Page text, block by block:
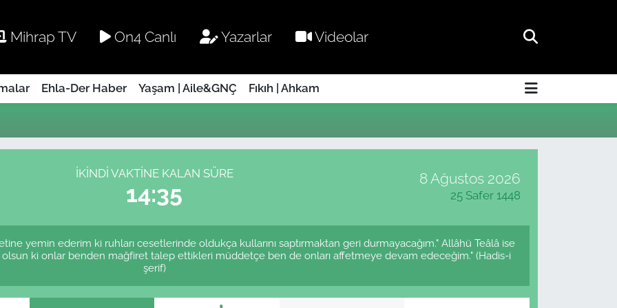
Mihrap TV On4 Canlı Yazarlar Videolar
Ehla-Der Haber Yaşam | Aile&GNÇ Fıkıh | Ahkam
İKINDI VAKTINE KALAN SÜRE
14:35
8 Ağustos 2026
25 Safer 1448
yemin ederim ki ruhları cesetlerinde oldukça kullarını saptırmaktan geri durmayacağım." Allâhü Teâlâ ise
ki onlar benden mağfiret talep ettikleri müddetçe ben de onları affetmeye devam edeceğim." (Hadis-i
şerif)